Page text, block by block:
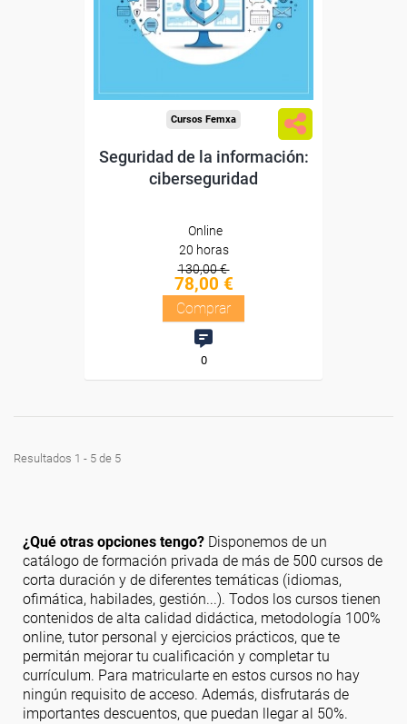
Diploma
Cursos Femxa
Seguridad de la información:
ciberseguridad
Online
20 horas
130,00 €
78,00 €
Comprar
0
Resultados 1 - 5 de 5
¿Qué otras opciones tengo? Disponemos de un
catálogo de formación privada de más de 500 cursos de
corta duración y de diferentes temáticas (idiomas,
ofimática, habilades, gestión...). Todos los cursos tienen
contenidos de alta calidad didáctica, metodología 100%
online, tutor personal y ejercicios prácticos, que te
permitán mejorar tu cualificación y completar tu
currículum. Para matricularte en estos cursos no hay
ningún requisito de acceso. Además, disfrutarás de
importantes descuentos, que puedan llegar al 50%.